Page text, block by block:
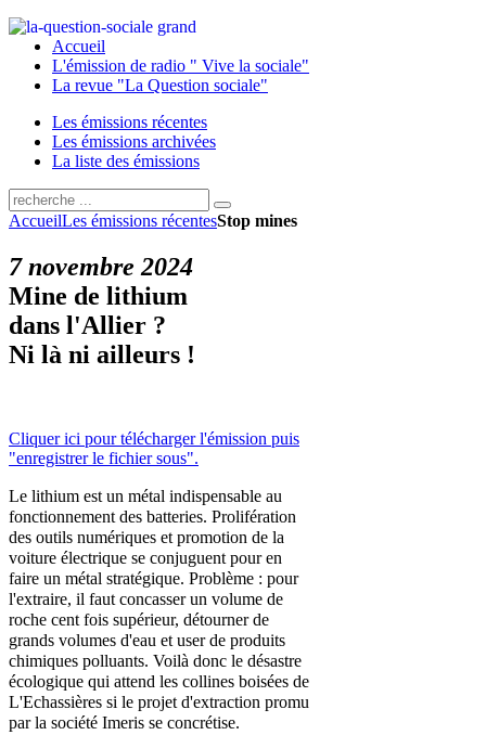
Accueil
L'émission de radio " Vive la sociale"
La revue "La Question sociale"
Les émissions récentes
Les émissions archivées
La liste des émissions
AccueilLes émissions récentesStop mines
7 novembre 2024
Mine de lithium
dans l'Allier ?
Ni là ni ailleurs !
Cliquer ici pour télécharger l'émission puis
"enregistrer le fichier sous".
Le lithium est un métal indispensable au
fonctionnement des batteries. Prolifération
des outils numériques et promotion de la
voiture électrique se conjuguent pour en
faire un métal stratégique. Problème : pour
l'extraire, il faut concasser un volume de
roche cent fois supérieur, détourner de
grands volumes d'eau et user de produits
chimiques polluants. Voilà donc le désastre
écologique qui attend les collines boisées de
L'Echassières si le projet d'extraction promu
par la société Imeris se concrétise.